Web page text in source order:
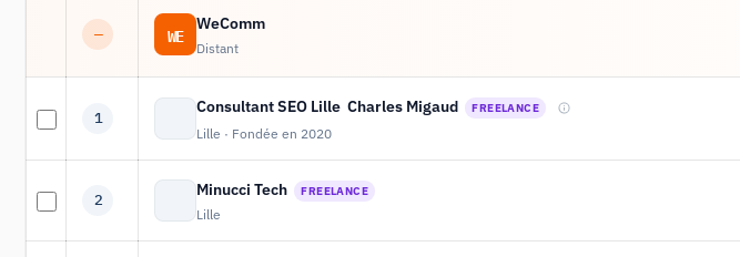
— WE WeComm
Distant
1
Consultant SEO Lille ️ Charles Migaud FREELANCE
Lille · Fondée en 2020
2
Minucci Tech FREELANCE
Lille